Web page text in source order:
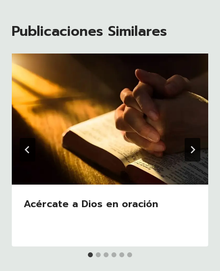
Publicaciones Similares
Acércate a Dios en oración